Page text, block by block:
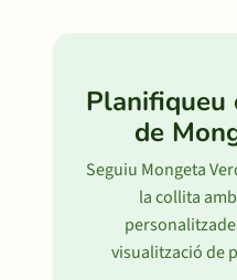
Planifiqueu
de
Seguiu Mongeta
la collita
visualització de